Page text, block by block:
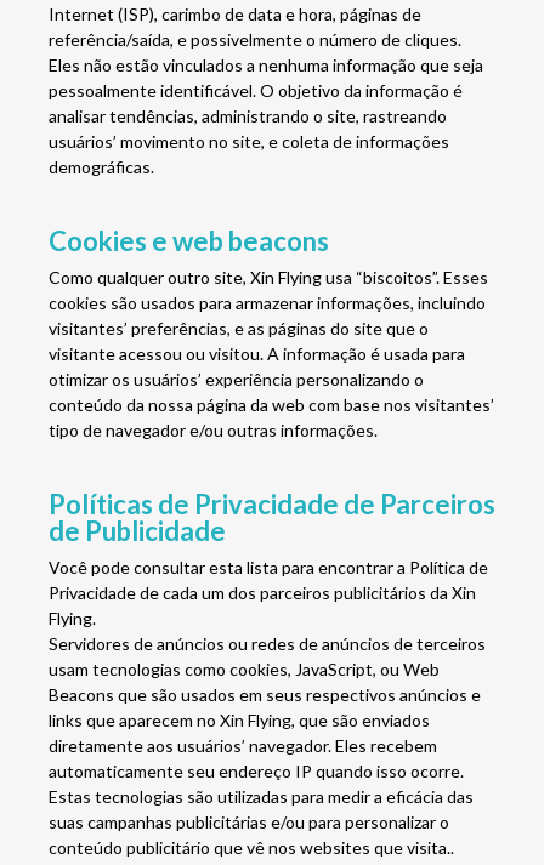
Internet (ISP), carimbo de data e hora, páginas de
referência/saída, e possivelmente o número de cliques.
Eles não estão vinculados a nenhuma informação que seja
pessoalmente identificável. O objetivo da informação é
analisar tendências, administrando o site, rastreando
usuários’ movimento no site, e coleta de informações
demográficas.
Cookies e web beacons
Como qualquer outro site, Xin Flying usa “biscoitos”. Esses
cookies são usados ​​para armazenar informações, incluindo
visitantes’ preferências, e as páginas do site que o
visitante acessou ou visitou. A informação é usada para
otimizar os usuários’ experiência personalizando o
conteúdo da nossa página da web com base nos visitantes’
tipo de navegador e/ou outras informações.
Políticas de Privacidade de Parceiros
de Publicidade
Você pode consultar esta lista para encontrar a Política de
Privacidade de cada um dos parceiros publicitários da Xin
Flying.
Servidores de anúncios ou redes de anúncios de terceiros
usam tecnologias como cookies, JavaScript, ou Web
Beacons que são usados ​​em seus respectivos anúncios e
links que aparecem no Xin Flying, que são enviados
diretamente aos usuários’ navegador. Eles recebem
automaticamente seu endereço IP quando isso ocorre.
Estas tecnologias são utilizadas para medir a eficácia das
suas campanhas publicitárias e/ou para personalizar o
conteúdo publicitário que vê nos websites que visita..